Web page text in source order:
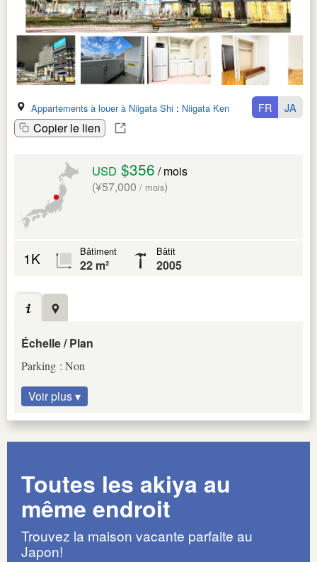
Appartements à louer à Niigata Shi : Niigata Ken
Copier le lien
FR JA
USD $356 / mois
(¥57,000 / mois)
1K Bâtiment
22 m²
Bâtit
2005
Échelle / Plan
Parking : Non
Voir plus ▾
Toutes les akiya au
même endroit
Trouvez la maison vacante parfaite au
Japon!